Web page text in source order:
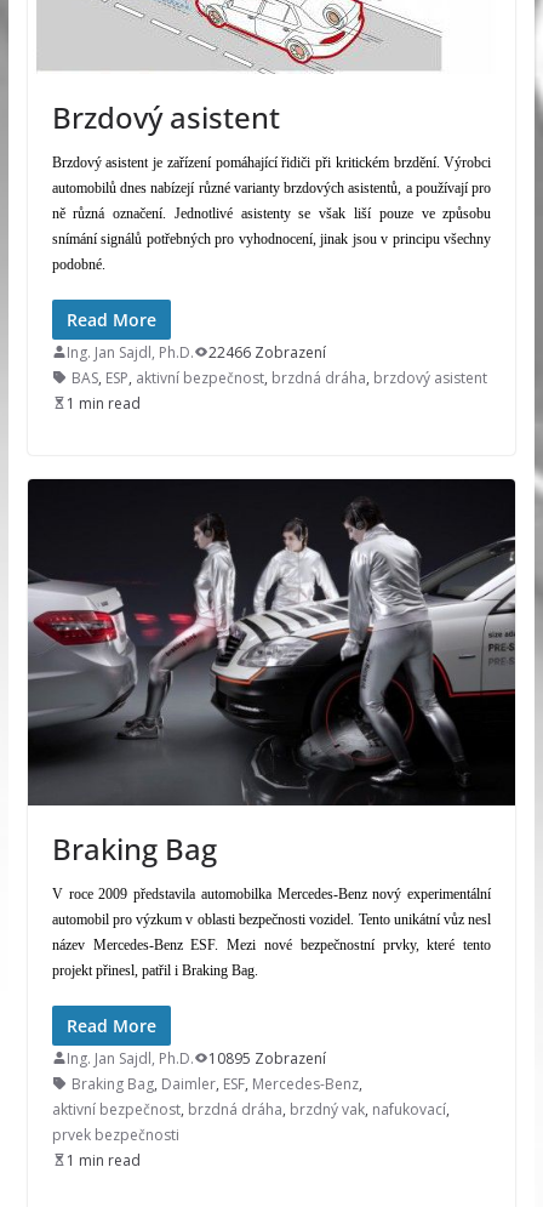
Brzdový asistent
Brzdový asistent je zařízení pomáhající řidiči při kritickém brzdění. Výrobci
automobilů dnes nabízejí různé varianty brzdových asistentů, a používají pro
ně různá označení. Jednotlivé asistenty se však liší pouze ve způsobu
snímání signálů potřebných pro vyhodnocení, jinak jsou v principu všechny
podobné.
Read More
Ing. Jan Sajdl, Ph.D.
22466 Zobrazení
BAS, ESP, aktivní bezpečnost, brzdná dráha, brzdový asistent
1 min read
Braking Bag
V roce 2009 představila automobilka Mercedes-Benz nový experimentální
automobil pro výzkum v oblasti bezpečnosti vozidel. Tento unikátní vůz nesl
název Mercedes-Benz ESF. Mezi nové bezpečnostní prvky, které tento
projekt přinesl, patřil i Braking Bag.
Read More
Ing. Jan Sajdl, Ph.D.
10895 Zobrazení
Braking Bag, Daimler, ESF, Mercedes-Benz,
aktivní bezpečnost, brzdná dráha, brzdný vak, nafukovací,
prvek bezpečnosti
1 min read